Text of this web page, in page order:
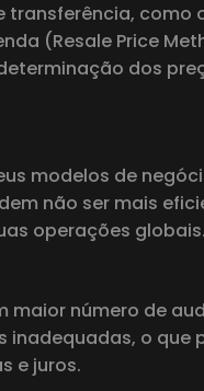
como
(Resale Price
dos
modelos de
não ser mais
operações globais.
maior número de
o que
e juros.